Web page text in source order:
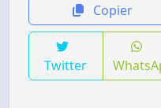
Copier
Twitter